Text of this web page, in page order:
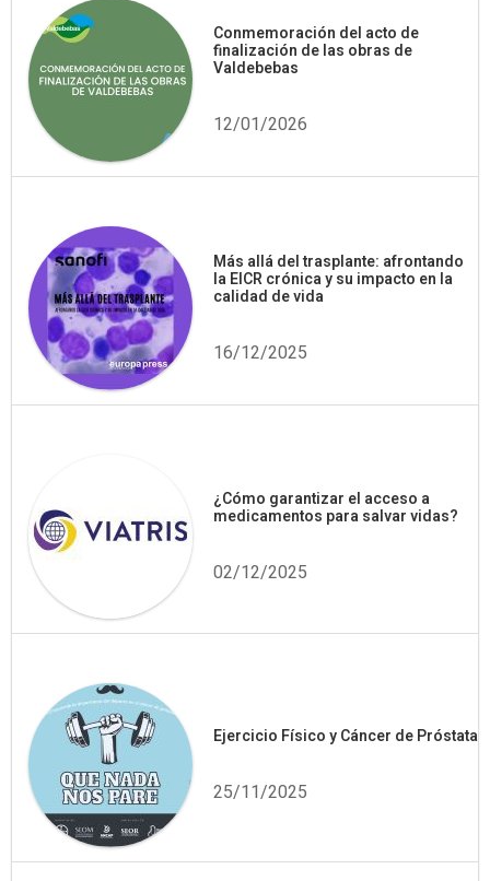
Conmemoración del acto de
finalización de las obras de
Valdebebas
12/01/2026
Más allá del trasplante: afrontando
la EICR crónica y su impacto en la
calidad de vida
16/12/2025
¿Cómo garantizar el acceso a
medicamentos para salvar vidas?
02/12/2025
Ejercicio Físico y Cáncer de Próstata
25/11/2025